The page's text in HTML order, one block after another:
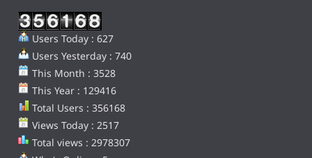
Users Today : 627
Users Yesterday : 740
This Month : 3528
This Year : 129416
Total Users : 356168
Views Today : 2517
Total views : 2978307